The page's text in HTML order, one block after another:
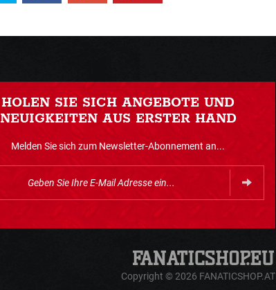
HOLEN SIE SICH ANGEBOTE UND
NEUIGKEITEN AUS ERSTER HAND
Melden Sie sich zum Newsletter-Abonnement an...
Copyright © 2026 FANATICSHOP.AT